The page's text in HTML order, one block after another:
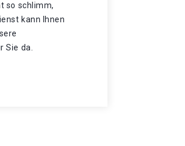
so schlimm,
kann Ihnen
Sie da.